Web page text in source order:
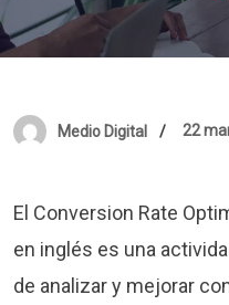
Medio Digital 22
El Conversion Rate
en inglés es una
de analizar y mejorar